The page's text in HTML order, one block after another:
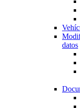
datos